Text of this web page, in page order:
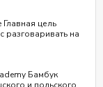
цель
разговаривать на
не изучавшие
родной.
как в детстве,
Отличное
Бамбук